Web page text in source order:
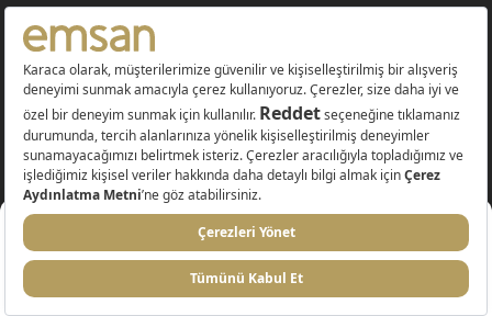
449,99 TL
Sepete Ekle
© 2026 EMSAN A.Ş. Tüm Hakları Saklıdır